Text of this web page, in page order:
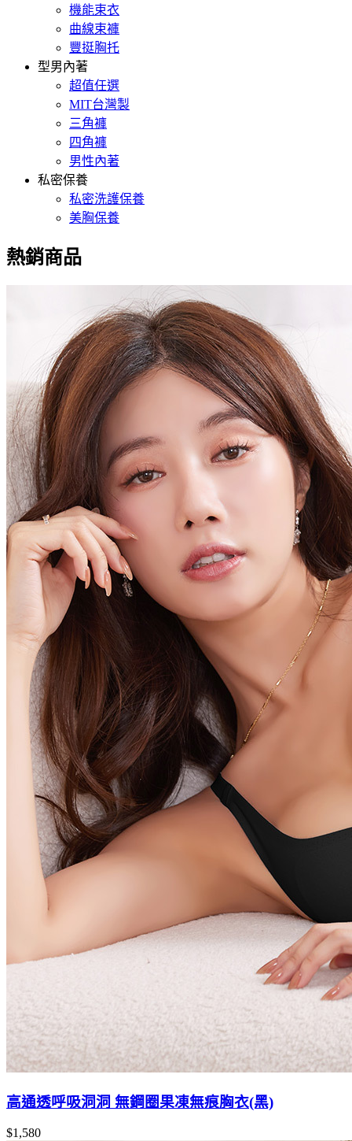
機能束衣
曲線束褲
豐挺胸托
型男內著
超值任選
MIT台灣製
三角褲
四角褲
男性內著
私密保養
私密洗護保養
美胸保養
熱銷商品
高通透呼吸洞洞 無鋼圈果凍無痕胸衣(黑)
$1,580